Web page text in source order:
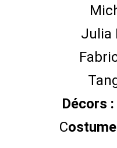
Julia
Décors :
C